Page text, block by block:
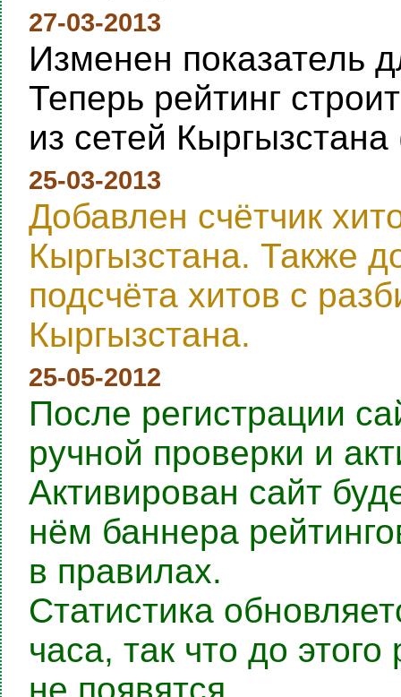
27-03-2013
Изменен показатель
Теперь рейтинг
из сетей
25-03-2013
Добавлен счётчик
Кыргызстана. Также
подсчёта хитов с
Кыргызстана.
25-05-2012
После регистрации
ручной проверки и
Активирован сайт
нём баннера
в правилах.
Статистика
часа, так что до